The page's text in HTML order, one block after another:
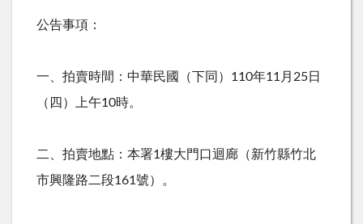
公告事項：
一、拍賣時間：中華民國（下同）110年11月25日
（四）上午10時。
二、拍賣地點：本署1樓大門口迴廊（新竹縣竹北
市興隆路二段161號）。